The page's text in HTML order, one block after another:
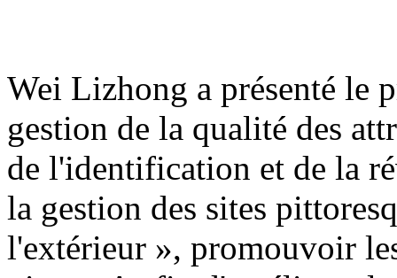
Wei Lizhong a présenté le
gestion de la qualité des
de l'identification et de la
la gestion des sites
l'extérieur », promouvoir